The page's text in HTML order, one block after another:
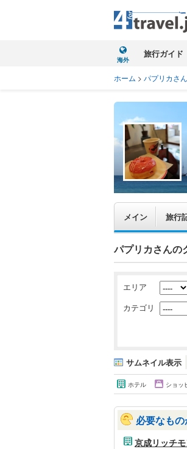
海外
旅行ガイド
ホーム > パプリカさ
メイン 旅行
パプリカさんの
エリア
カテゴリ
サムネイル表示
ホテル ショッ
必要なも
京成リッチ